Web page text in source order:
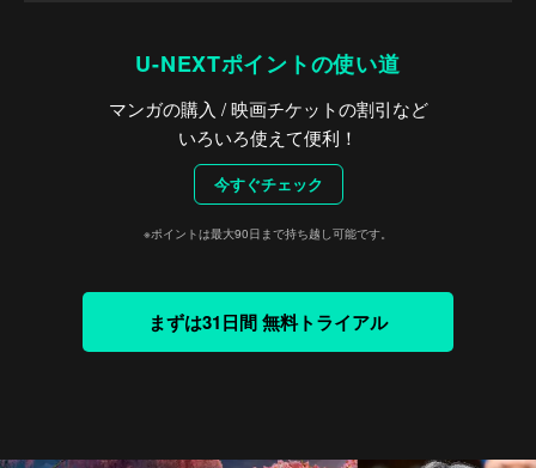
U-NEXTポイントの使い道
マンガの購入 / 映画チケットの割引など
いろいろ使えて便利！
今すぐチェック
※ポイントは最大90日まで持ち越し可能です。
まずは31日間 無料トライアル